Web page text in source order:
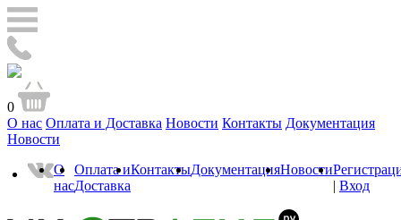
0
О нас Оплата и Доставка Новости Контакты Документация
Новости
О
нас
Оплата и
Доставка
КонтактыДокументацияНовости
| Вход